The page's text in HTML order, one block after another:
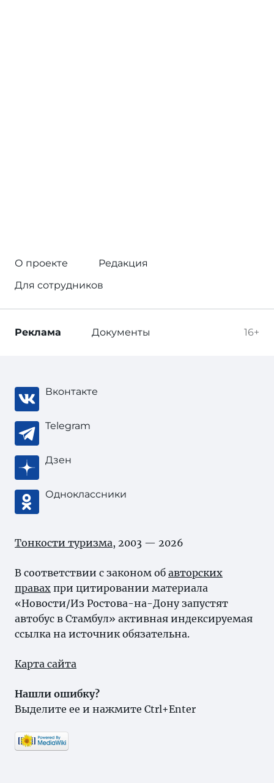
О проекте
Редакция
Для сотрудников
16+
Реклама Документы
Вконтакте
Telegram
Дзен
Одноклассники
Тонкости туризма, 2003 — 2026
В соответствии с законом об авторских
правах при цитировании материала
«Новости/Из Ростова-на-Дону запустят
автобус в Стамбул» активная индексируемая
ссылка на источник обязательна.
Карта сайта
Нашли ошибку?
Выделите ее и нажмите Ctrl+Enter